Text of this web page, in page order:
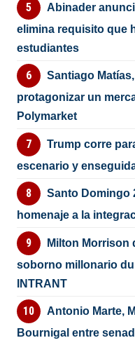
Abinader
elimina requisito que
estudiantes
Santiago
protagonizar un
Polymarket
Trump corre
escenario y
Santo Domingo
homenaje a la
Milton Morrison
soborno millonario
INTRANT
Antonio Marte,
Bournigal entre